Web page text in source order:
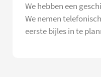
We hebben een
We nemen
eerste bijles in te